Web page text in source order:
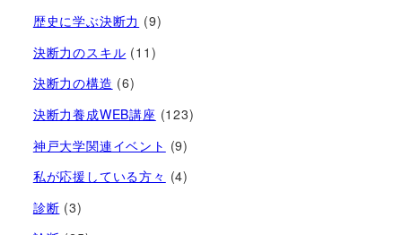
歴史に学ぶ決断力 (9)
決断力のスキル (11)
決断力の構造 (6)
決断力養成WEB講座 (123)
神戸大学関連イベント (9)
私が応援している方々 (4)
診断 (3)